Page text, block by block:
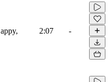
2:07 -